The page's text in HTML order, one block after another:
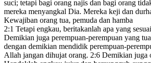
suci; tetapi bagi orang najis dan bagi orang
mereka menyangkal Dia. Mereka keji dan
Kewajiban orang tua, pemuda dan hamba
2:1 Tetapi engkau, beritakanlah apa yang
Demikian juga perempuan-perempuan yang
dengan demikian mendidik perempuan-
Allah jangan dihujat orang. 2:6 Demikian juga